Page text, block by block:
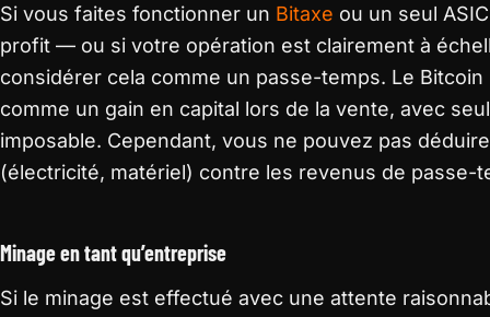
Si vous faites fonctionner un Bitaxe ou un seul
profit — ou si votre opération est clairement à
considérer cela comme un passe-temps. Le
comme un gain en capital lors de la vente, avec
imposable. Cependant, vous ne pouvez pas
(électricité, matériel) contre les revenus de passe-
Minage en tant qu’entreprise
Si le minage est effectué avec une attente